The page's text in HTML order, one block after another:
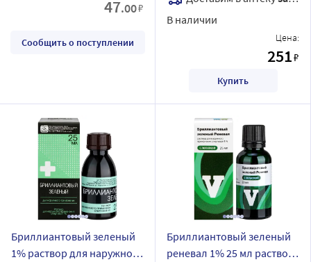
47.00₽
Сообщить о поступлении
В наличии
Цена:
251₽
Купить
Бриллиантовый зеленый
1% раствор для наружного
Бриллиантовый зеленый
реневал 1% 25 мл раствор